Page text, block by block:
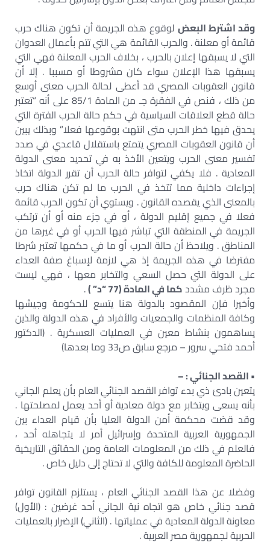
وقد اشترط البعض لوقوع هذه الجريمة أن تكون هناك حرب
قائمة أو معلنة . والحرب القائمة هي التي تتم بأعمال العدوان
التي لا يسبقها إعلان بالحرب ، بخلاف الحرب المعلنة فهي التي
يسبقها هذا الإعلان سواء كان مشروطا أو مسببا . إلا أن
قانون العقوبات المصري قد أعطى لحالة الحرب معنى أوسع
من ذلك ، فنص في الفقرة جـ من المادة 85/1 على أنه “تعتبر
حالة قطع العلاقات السياسية في حكم حالة الحرب الفترة التي
يحدق فيها خطر الحرب متى انتهت بوقوعها فعلا” وبذلك يبين
أن قانون العقوبات المصري يتمتع باستقلال قاعدي في صدد
تفسير معنى الحرب ويتعين الأخذ به في تحديد معنى الدولة
المعادية . فلا يكفي لتوافر حالة الحرب أن تقرر الدولة اتخاذ
إجراءات داخلية مما تتخذ في الحرب ما لم تكن هناك حرب
بالمعنى الذي يقصده القانون . ويستوي أن تكون الحرب قائمة
فعلا في جميع إقليم الدولة ، أو في جزء منه أو أن ترتكب
الجريمة في المنطقة التي تباشر فيها الحرب أو في غيرها من
المناطق . ويلاحظ أن حالة الحرب أو ما في حكمها تعتبر شرطا
مفترضا في هذه الجريمة إذ هي لازمة لإسباغ صفة العداء
على الدولة التي حصل السعي والتخابر معها ، فهي ليست
مجرد ظرف مشددكما في المادة (77 “د” )
.
وأخيرا فإن المقصود بالدولة هنا يتسع للحكومة وجيشها
وكافة المنظمات والجمعيات والأفراد في هذه الدولة والذين
يساهمون بنشاط معين في العمليات العسكرية . (الدكتور
أحمد فتحي سرور – مرجع سابق ص33 وما بعدها)
• القصد الجنائي : –
يتعين بادئ ذي بدء توافر القصد الجنائي العام بأن يعلم الجاني
بأنه يسعى ويتخابر مع دولة معادية أو أحد يعمل لمصلحتها .
وقد قضت محكمة أمن الدولة العليا بأن قيام العداء بين
الجمهورية العربية المتحدة وإسرائيل أمر لا يتجاهله أحد ،
فالعلم في ذلك من المعلومات العامة ومن الحقائق التاريخية
الحاضرة المعلومة للكافة والتي لا تحتاج إلى دليل خاص .
وفضلا عن هذا القصد الجنائي العام ، يستلزم القانون توافر
قصد جنائي خاص هو اتجاه نية الجاني أحد غرضين : (الأول)
معاونة الدولة المعادية في عملياتها . (الثاني) الإضرار بالعمليات
الحربية لجمهورية مصر العربية .